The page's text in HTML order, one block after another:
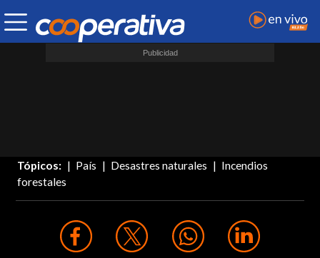
Tópicos: País Desastres naturales
Incendios
forestales